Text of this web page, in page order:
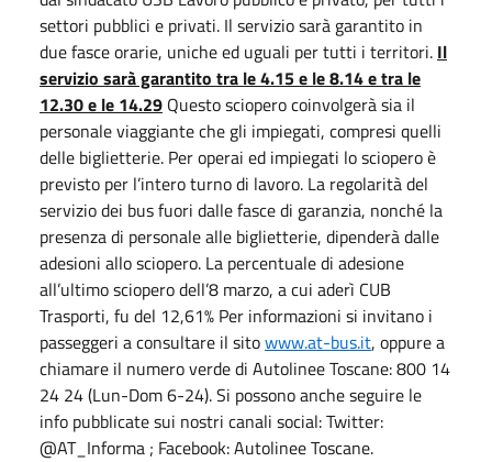
settori pubblici e privati. Il servizio sarà garantito in
due fasce orarie, uniche ed uguali per tutti i territori. Il
servizio sarà garantito tra le 4.15 e le 8.14 e tra le
12.30 e le 14.29 Questo sciopero coinvolgerà sia il
personale viaggiante che gli impiegati, compresi quelli
delle biglietterie. Per operai ed impiegati lo sciopero è
previsto per l’intero turno di lavoro. La regolarità del
servizio dei bus fuori dalle fasce di garanzia, nonché la
presenza di personale alle biglietterie, dipenderà dalle
adesioni allo sciopero. La percentuale di adesione
all’ultimo sciopero dell’8 marzo, a cui aderì CUB
Trasporti, fu del 12,61% Per informazioni si invitano i
passeggeri a consultare il sitowww.at-bus.it, oppure a
chiamare il numero verde di Autolinee Toscane: 800 14
24 24 (Lun-Dom 6-24). Si possono anche seguire le
info pubblicate sui nostri canali social: Twitter:
@AT_Informa ; Facebook: Autolinee Toscane.